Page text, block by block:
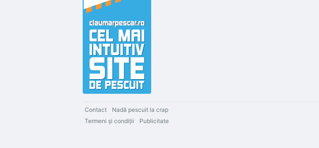
Contact
Nadă pescuit la crap
Termeni şi condiţii
Publicitate